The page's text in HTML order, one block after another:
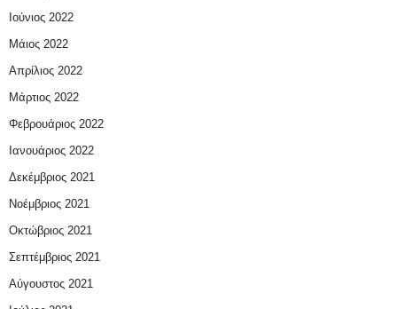
Ιούνιος 2022
Μάιος 2022
Απρίλιος 2022
Μάρτιος 2022
Φεβρουάριος 2022
Ιανουάριος 2022
Δεκέμβριος 2021
Νοέμβριος 2021
Οκτώβριος 2021
Σεπτέμβριος 2021
Αύγουστος 2021